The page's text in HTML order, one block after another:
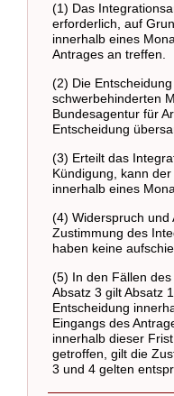
(1) Das
erforderlich, auf
innerhalb eines
Antrages an treffen.
(2) Die
schwerbehinderten
Bundesagentur für
Entscheidung
(3) Erteilt das
Kündigung, kann
innerhalb eines
(4) Widerspruch und
Zustimmung des
haben keine
(5) In den Fällen
Absatz 3 gilt Absatz
Entscheidung
Eingangs des
innerhalb dieser
getroffen, gilt die
3 und 4 gelten